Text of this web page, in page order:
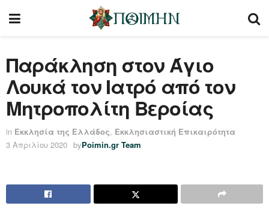
Παράκληση στον Άγιο
Λουκά τον Ιατρό από τον
Μητροπολίτη Βεροίας
in Εκκλησία της Ελλάδος, Εκκλησιαστική Επικαιρότητα
3 Απριλίου 2020 byPoimin.gr Team